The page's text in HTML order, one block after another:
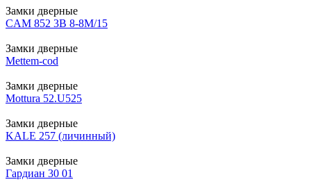
Замки дверные
CAM 852 3В 8-8М/15
Замки дверные
Mettem-cod
Замки дверные
Mottura 52.U525
Замки дверные
KALE 257 (личинный)
Замки дверные
Гардиан 30 01